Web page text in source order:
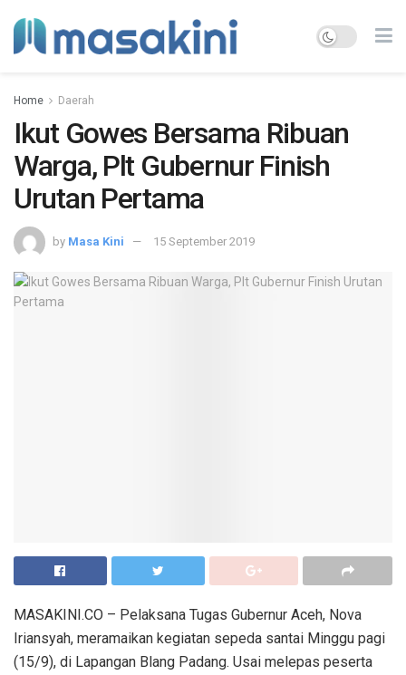
Home Daerah
Ikut Gowes Bersama Ribuan
Warga, Plt Gubernur Finish
Urutan Pertama
by Masa Kini 15 September 2019
MASAKINI.CO – Pelaksana Tugas Gubernur Aceh, Nova
Iriansyah, meramaikan kegiatan sepeda santai Minggu pagi
(15/9), di Lapangan Blang Padang. Usai melepas peserta